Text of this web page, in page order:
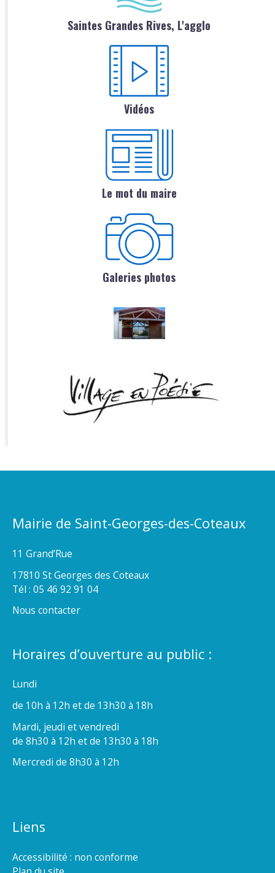
Saintes Grandes Rives, L'agglo
Vidéos
Le mot du maire
Galeries photos
Mairie de Saint-Georges-des-Coteaux
11 Grand’Rue
17810 St Georges des Coteaux
Tél : 05 46 92 91 04
Nous contacter
Horaires d’ouverture au public :
Lundi
de 10h à 12h et de 13h30 à 18h
Mardi, jeudi et vendredi
de 8h30 à 12h et de 13h30 à 18h
Mercredi de 8h30 à 12h
Liens
Accessibilité : non conforme